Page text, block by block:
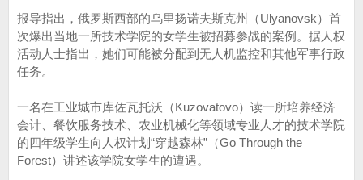
报导指出，俄罗斯西部的乌里扬诺夫斯克州（Ulyanovsk）首
次爆出当地一所技术学院的女学生被招募参战的案例。据人权
活动人士指出，她们可能被分配到无人机监控和其他军事行政
任务。
一名在工业城市库佐瓦托沃（Kuzovatovo）读一所培养经济
会计、餐饮服务技术、农业机械化等领域专业人才的技术学院
的四年级学生向人权计划“穿越森林”（Go Through the
Forest）讲述该学院女学生的遭遇。